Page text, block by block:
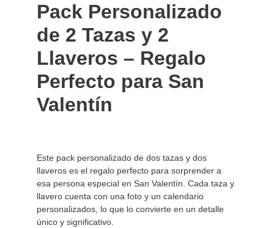
Pack Personalizado
de 2 Tazas y 2
Llaveros – Regalo
Perfecto para San
Valentín
Este pack personalizado de dos tazas y dos
llaveros es el regalo perfecto para sorprender a
esa persona especial en San Valentín. Cada taza y
llavero cuenta con una foto y un calendario
personalizados, lo que lo convierte en un detalle
único y significativo.